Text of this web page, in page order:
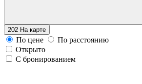
202 На карте
По цене
По расстоянию
Открыто
С бронированием